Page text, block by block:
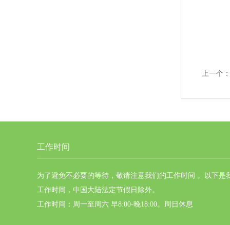
上一个：
工作时间
为了避免不必要的等待，敬请注意我们的工作时间 。以下是
工作时间，中国大陆法定节假日除外。
工作时间：周一至周六 早8:00-晚18:00。周日休息